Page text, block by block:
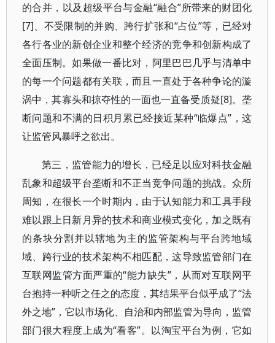
的合并，以及超级平台与金融“融合”所带来的财团化
[7]、不受限制的并购、跨行扩张和“占位”等，已经对
各行各业的新创企业和整个经济的竞争和创新构成了
全面压制。如果做一番比对，阿里巴巴几乎与清单中
的每一个问题都有关联，而且一直处于各种争论的漩
涡中，其寡头和掠夺性的一面也一直备受质疑[8]。垄
断问题和不满的日积月累已经接近某种“临爆点”，这
让监管风暴呼之欲出。
第三，监管能力的增长，已经足以应对科技金融
乱象和超级平台垄断和不正当竞争问题的挑战。众所
周知，在很长一个时期内，由于认知能力和工具手段
难以跟上日新月异的技术和商业模式变化，加之既有
的条块分割并以辖地为主的监管架构与平台跨地域
域、跨行业的技术架构不相匹配，这导致监管部门在
互联网监管方面严重的“能力缺失”，从而对互联网平
台抱持一种听之任之的态度，其结果平台似乎成了“法
外之地”，它以市场化、自治和内部监管为导向，监管
部门很大程度上成为“看客”。以淘宝平台为例，它如